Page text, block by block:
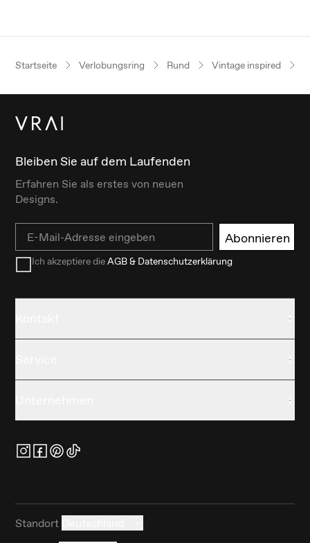
Startseite Verlobungsring Rund Vintage inspired
Bleiben Sie auf dem Laufenden
Erfahren Sie als erstes von neuen
Designs.
Email Abonnieren
Ich akzeptiere dieAGB & Datenschutzerklärung
Standort